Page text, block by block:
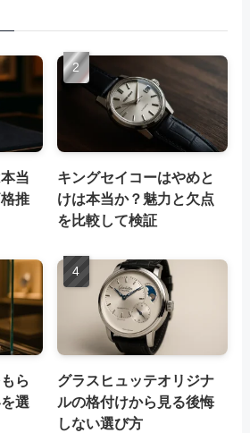
当
推
キングセイコーはやめと
けは本当か？魅力と欠点
を比較して検証
ら
選
グラスヒュッテオリジナ
ルの格付けから見る後悔
しない選び方